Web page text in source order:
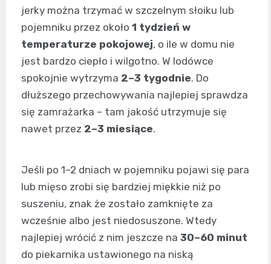
jerky można trzymać w szczelnym słoiku lub
pojemniku przez około 1 tydzień w
temperaturze pokojowej, o ile w domu nie
jest bardzo ciepło i wilgotno. W lodówce
spokojnie wytrzyma 2–3 tygodnie. Do
dłuższego przechowywania najlepiej sprawdza
się zamrażarka – tam jakość utrzymuje się
nawet przez 2–3 miesiące.
Jeśli po 1–2 dniach w pojemniku pojawi się para
lub mięso zrobi się bardziej miękkie niż po
suszeniu, znak że zostało zamknięte za
wcześnie albo jest niedosuszone. Wtedy
najlepiej wrócić z nim jeszcze na 30–60 minut
do piekarnika ustawionego na niską